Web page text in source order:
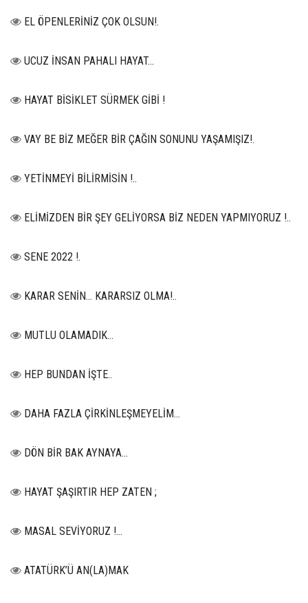
EL ÖPENLERİNİZ ÇOK OLSUN!.
UCUZ İNSAN PAHALI HAYAT…
HAYAT BİSİKLET SÜRMEK GİBİ !
VAY BE BİZ MEĞER BİR ÇAĞIN SONUNU YAŞAMIŞIZ!.
YETİNMEYİ BİLİRMİSİN !..
ELİMİZDEN BİR ŞEY GELİYORSA BİZ NEDEN YAPMIYORUZ !..
SENE 2022 !.
KARAR SENİN… KARARSIZ OLMA!..
MUTLU OLAMADIK…
HEP BUNDAN İŞTE..
DAHA FAZLA ÇİRKİNLEŞMEYELİM…
DÖN BİR BAK AYNAYA...
HAYAT ŞAŞIRTIR HEP ZATEN ;
MASAL SEVİYORUZ !...
ATATÜRK’Ü AN(LA)MAK